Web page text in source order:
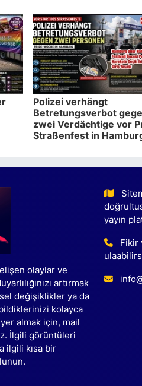
Polizei verhängt
Betretungsverbot
zwei Verdächtige vor
Straßenfest in
olaylar ve
artırmak
değişiklikler ya da
kolayca
almak için, mail
İlgili görüntüleri
ilgili kısa bir
yayın
Fikir